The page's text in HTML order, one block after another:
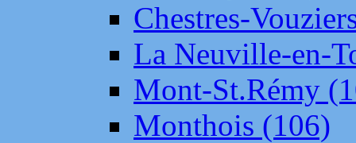
Chestres-
La Neuville-en-
Mont-St.Rémy
Monthois (106)